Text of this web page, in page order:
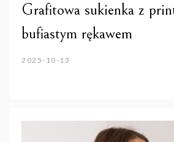
Grafitowa sukienka z
bufiastym rękawem
2025-10-13